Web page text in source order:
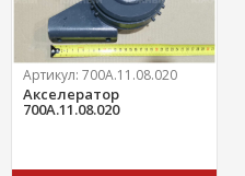
Артикул: 700А.11.08.020
Акселератор
700А.11.08.020